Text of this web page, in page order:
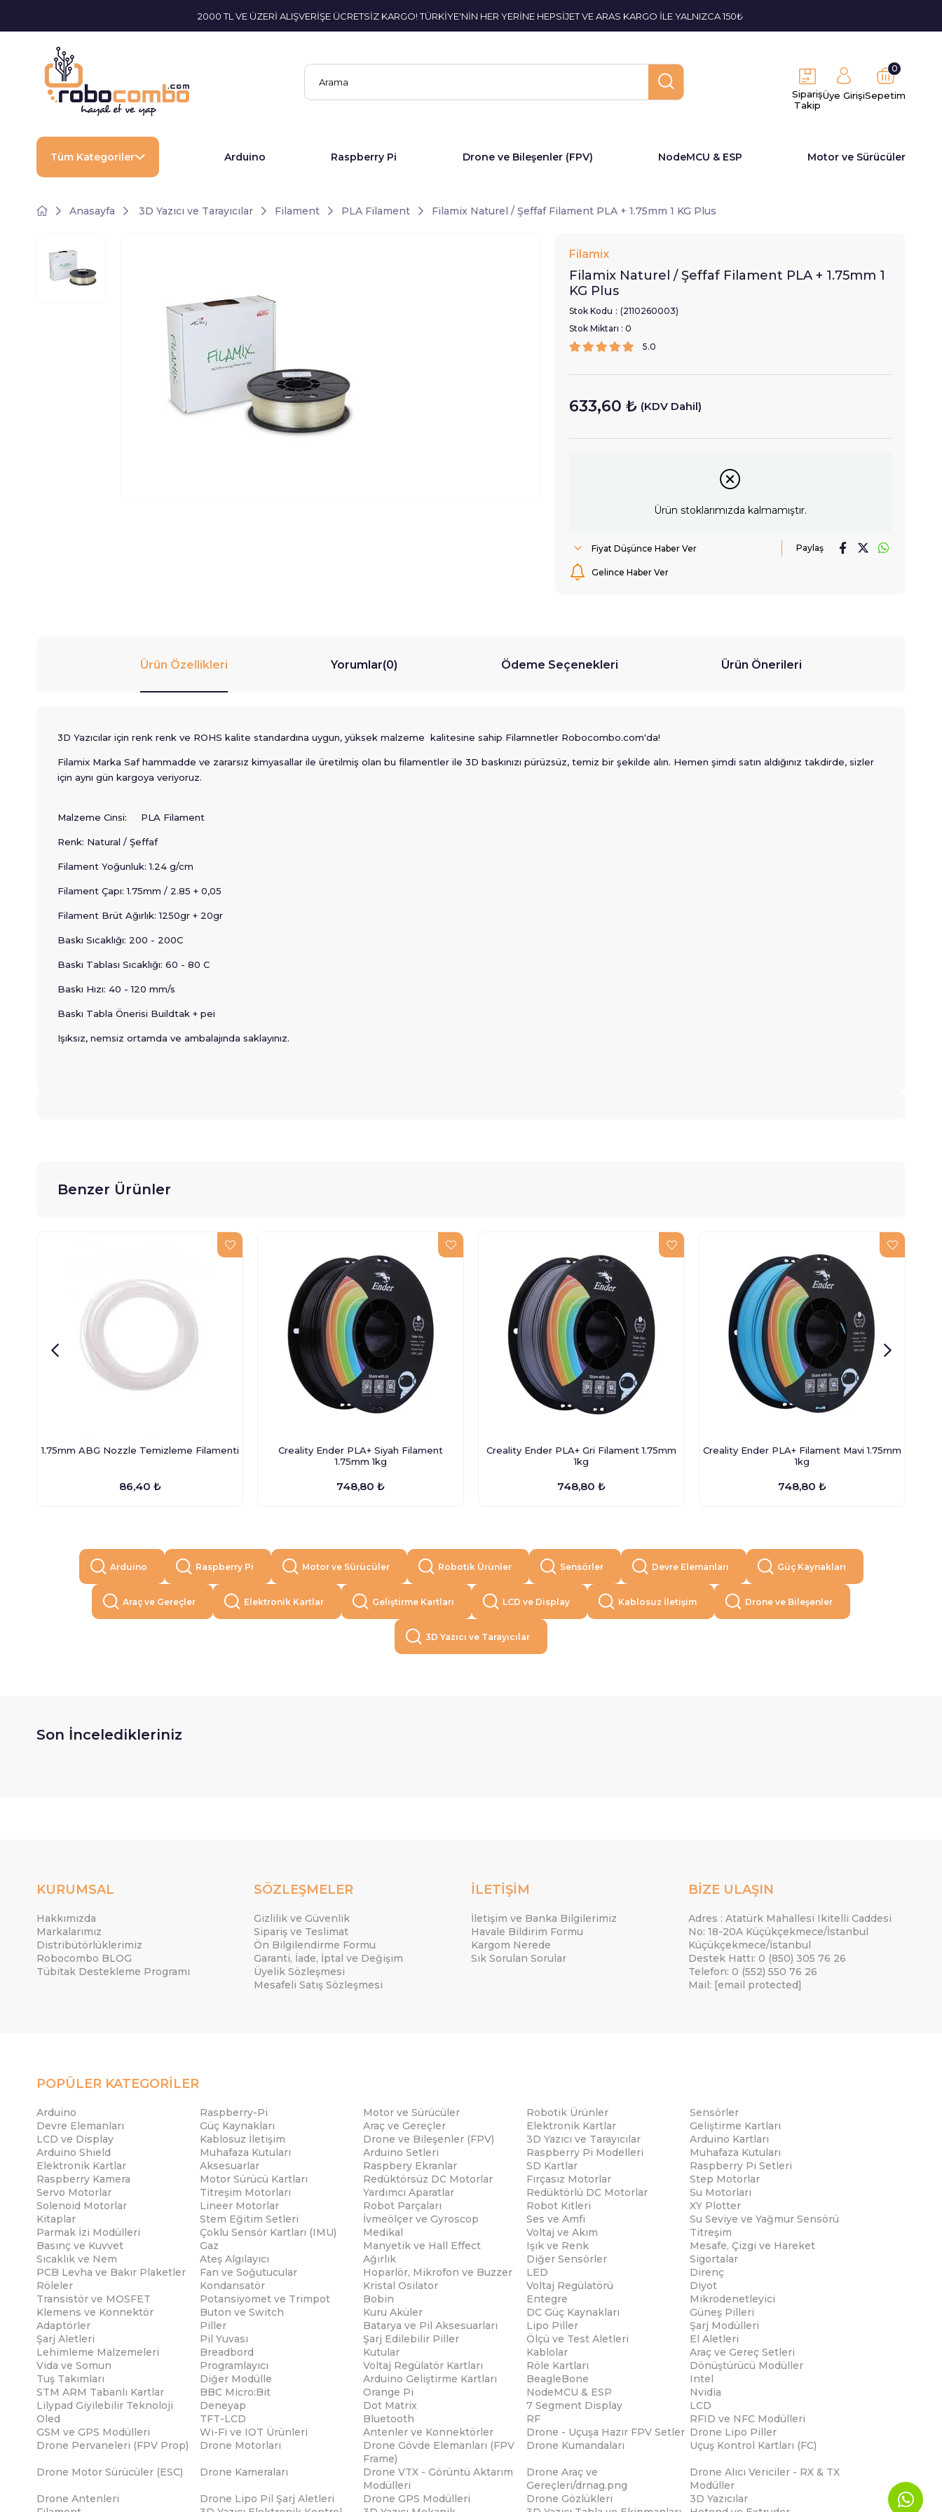
2000 TL VE ÜZERİ ALIŞVERİŞE ÜCRETSİZ KARGO! TÜRKİYE'NİN HER YERİNE HEPSİJET VE ARAS KARGO İLE YALNIZCA 150₺
Sipariş
Takip
Üye GirişiSepetim
0
Tüm Kategoriler Arduino Raspberry Pi Drone ve Bileşenler (FPV) NodeMCU & ESP Motor ve Sürücüler
Anasayfa 3D Yazıcı ve Tarayıcılar Filament PLA Filament Filamix Naturel / Şeffaf Filament PLA + 1.75mm 1 KG Plus
Filamix
Filamix Naturel / Şeffaf Filament PLA + 1.75mm 1
KG Plus
Stok Kodu
(2110260003)
Stok Miktarı : 0
5.0
633,60 ₺ (KDV Dahil)
Ürün stoklarımızda kalmamıştır.
Fiyat Düşünce Haber Ver
Gelince Haber Ver
Paylaş
Ürün Özellikleri Yorumlar(0) Ödeme Seçenekleri Ürün Önerileri
3D Yazıcılar için renk renk ve ROHS kalite standardına uygun, yüksek malzeme kalitesine sahip Filamnetler Robocombo.com'da!
Filamix Marka Saf hammadde ve zararsız kimyasallar ile üretilmiş olan bu filamentler ile 3D baskınızı pürüzsüz, temiz bir şekilde alın. Hemen şimdi satın aldığınız takdirde, sizler
için aynı gün kargoya veriyoruz.
Malzeme Cinsi: PLA Filament
Renk: Natural / Şeffaf
Filament Yoğunluk: 1.24 g/cm
Filament Çapı: 1.75mm / 2.85 + 0,05
Filament Brüt Ağırlık: 1250gr + 20gr
Baskı Sıcaklığı: 200 - 200C
Baskı Tablası Sıcaklığı: 60 - 80 C
Baskı Hızı: 40 - 120 mm/s
Baskı Tabla Önerisi Buildtak + pei
Işıksız, nemsiz ortamda ve ambalajında saklayınız.
Benzer Ürünler
1.75mm ABG Nozzle Temizleme Filamenti
86,40 ₺
Creality Ender PLA+ Siyah Filament
1.75mm 1kg
748,80 ₺
Creality Ender PLA+ Gri Filament 1.75mm
1kg
748,80 ₺
Creality Ender PLA+ Filament Mavi 1.75mm
1kg
748,80 ₺
Arduino Raspberry Pi Motor ve Sürücüler Robotik Ürünler Sensörler Devre Elemanları Güç Kaynakları
Araç ve Gereçler Elektronik Kartlar Geliştirme Kartları LCD ve Display Kablosuz İletişim Drone ve Bileşenler
3D Yazıcı ve Tarayıcılar
Son İnceledikleriniz
KURUMSAL
Hakkımızda
Markalarımız
Distribütörlüklerimiz
Robocombo BLOG
Tübitak Destekleme Programı
SÖZLEŞMELER
Gizlilik ve Güvenlik
Sipariş ve Teslimat
Ön Bilgilendirme Formu
Garanti, İade, İptal ve Değişim
Üyelik Sözleşmesi
Mesafeli Satış Sözleşmesi
İLETİŞİM
İletişim ve Banka Bilgilerimiz
Havale Bildirim Formu
Kargom Nerede
Sık Sorulan Sorular
BİZE ULAŞIN
Adres : Atatürk Mahallesi Ikitelli Caddesi
No: 18-20A Küçükçekmece/İstanbul
Küçükçekmece/İstanbul
Destek Hattı: 0 (850) 305 76 26
Telefon: 0 (552) 550 76 26
Mail: [email protected]
POPÜLER KATEGORİLER
Arduino Raspberry-Pi Motor ve Sürücüler Robotik Ürünler
Sensörler
Devre Elemanları
Güç Kaynakları Araç ve Gereçler Elektronik Kartlar
Geliştirme Kartları
LCD ve Display
Kablosuz İletişim Drone ve Bileşenler (FPV) 3D Yazıcı ve Tarayıcılar
Arduino Kartları
Arduino Shield
Muhafaza Kutuları Arduino Setleri Raspberry Pi Modelleri
Muhafaza Kutuları
Elektronik Kartlar
Aksesuarlar Raspbery Ekranlar SD Kartlar
Raspberry Pi Setleri
Raspberry Kamera
Motor Sürücü Kartları Redüktörsüz DC Motorlar Fırçasız Motorlar
Step Motorlar
Servo Motorlar
Titreşim Motorları Yardımcı Aparatlar Redüktörlü DC Motorlar
Su Motorları
Solenoid Motorlar
Lineer Motorlar Robot Parçaları Robot Kitleri
XY Plotter
Kitaplar
Stem Eğitim Setleri İvmeölçer ve Gyroscop Ses ve Amfi
Su Seviye ve Yağmur Sensörü
Parmak İzi Modülleri
Çoklu Sensör Kartları (IMU) Medikal Voltaj ve Akım
Titreşim
Basınç ve Kuvvet
Gaz Manyetik ve Hall Effect Işık ve Renk
Mesafe, Çizgi ve Hareket
Sıcaklık ve Nem
Ateş Algılayıcı Ağırlık Diğer Sensörler
Sigortalar
PCB Levha ve Bakır Plaketler
Fan ve Soğutucular Hoparlör, Mikrofon ve Buzzer LED
Direnç
Röleler
Kondansatör Kristal Osilator Voltaj Regülatörü
Diyot
Transistör ve MOSFET
Potansiyomet ve Trimpot Bobin Entegre
Mikrodenetleyici
Klemens ve Konnektör
Buton ve Switch Kuru Aküler DC Güç Kaynakları
Güneş Pilleri
Adaptörler
Piller Batarya ve Pil Aksesuarları Lipo Piller
Şarj Modülleri
Şarj Aletleri
Pil Yuvası Şarj Edilebilir Piller Ölçü ve Test Aletleri
El Aletleri
Lehimleme Malzemeleri
Breadbord Kutular Kablolar
Araç ve Gereç Setleri
Vida ve Somun
Programlayıcı Voltaj Regülatör Kartları Röle Kartları
Dönüştürücü Modüller
Tuş Takımları
Diğer Modülle Arduino Geliştirme Kartları BeagleBone
Intel
STM ARM Tabanlı Kartlar
BBC Micro:Bit Orange Pi NodeMCU & ESP
Nvidia
Lilypad Giyilebilir Teknoloji
Deneyap Dot Matrix 7 Segment Display
LCD
Oled
TFT-LCD Bluetooth RF
RFID ve NFC Modülleri
GSM ve GPS Modülleri
Wi-Fi ve IOT Ürünleri Antenler ve Konnektörler Drone - Uçuşa Hazır FPV Setler Drone Lipo Piller
Drone Pervaneleri (FPV Prop)
Drone Motorları
Drone Gövde Elemanları (FPV
Frame)
Drone Kumandaları Uçuş Kontrol Kartları (FC)
Drone Motor Sürücüler (ESC) Drone Kameraları
Drone VTX - Görüntü Aktarım
Modülleri
Drone Araç ve
Gereçleri/drnag.png
Drone Alıcı Vericiler - RX & TX
Modüller
Drone Antenleri
Drone Lipo Pil Şarj Aletleri Drone GPS Modülleri Drone Gözlükleri
3D Yazıcılar